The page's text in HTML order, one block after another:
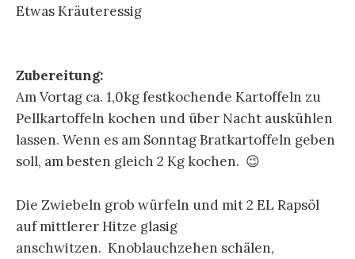
Etwas Kräuteressig
Zubereitung:
Am Vortag ca. 1,0kg festkochende Kartoffeln zu
Pellkartoffeln kochen und über Nacht auskühlen
lassen. Wenn es am Sonntag Bratkartoffeln geben
soll, am besten gleich 2 Kg kochen. 😉
Die Zwiebeln grob würfeln und mit 2 EL Rapsöl
auf mittlerer Hitze glasig
anschwitzen. Knoblauchzehen schälen,